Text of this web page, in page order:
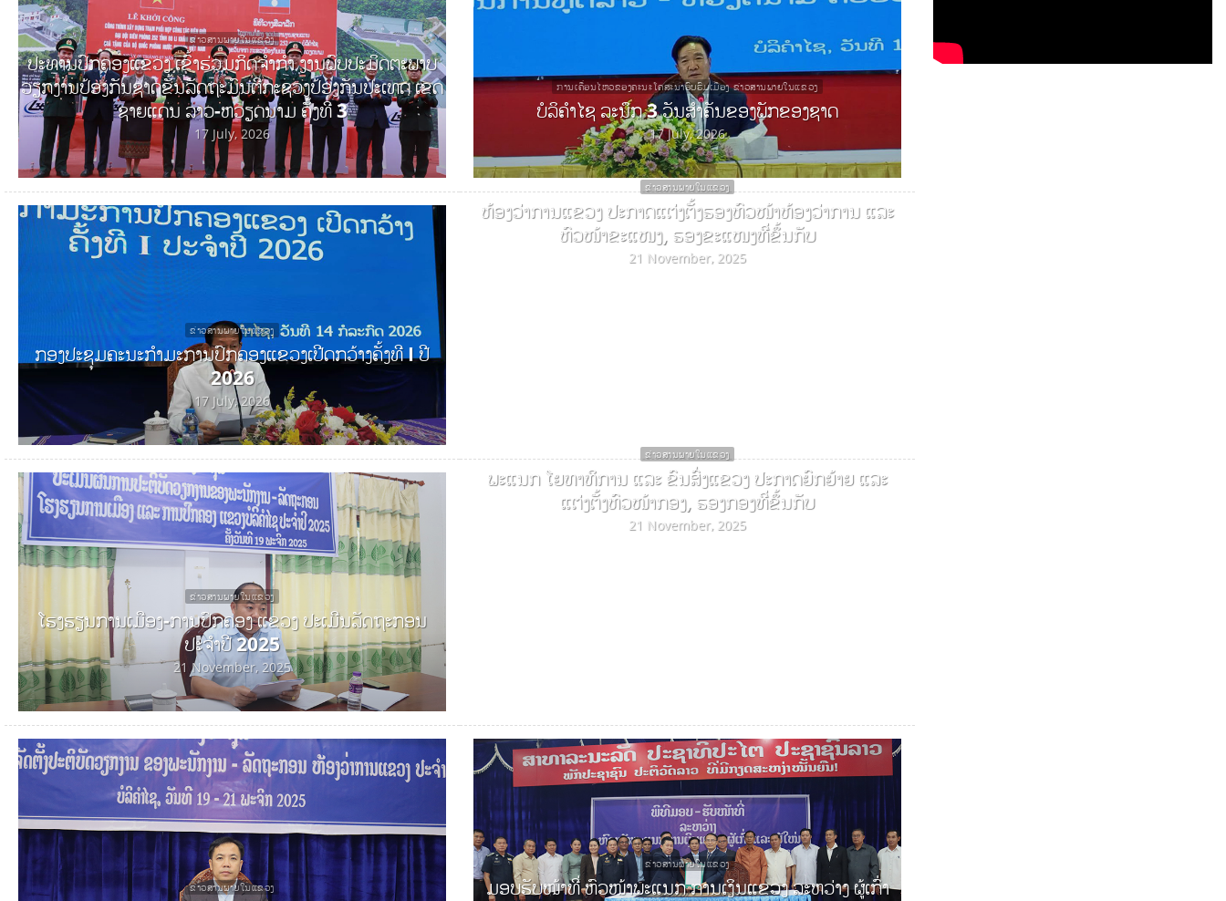
ຂ່າວສານພາຍໃນແຂວງ
ປະທານປົກຄອງແຂວງ ເຂົ້າຮ່ວມກິດຈຳກຳ ງານພົບປະມິດຕະພາບ
ວຽກງານປ້ອງກັນຊາດຂັ້ນລັດຖະມົນຕີກະຊວງປ້ອງກັນປະເທດ ເຂດ
ຊາຍແດນ ລາວ-ຫວຽດນາມ ຄັ້ງທີ 3
17 July, 2026
ການເຄື່ອນໄຫວຂອງຄະນະໂຄສະນາອົບຮົມເມືອງ ຂ່າວສານພາຍໃນແຂວງ
ບໍລິຄຳໄຊ ລະນຶກ 3 ວັນສຳຄັນຂອງພັກຂອງຊາດ
17 July, 2026
ຂ່າວສານພາຍໃນແຂວງ
ກອງປະຊຸມຄະນະກໍາມະການປົກຄອງແຂວງເປີດກວ້າງຄັ້ງທີ I ປີ
2026
17 July, 2026
ຂ່າວສານພາຍໃນແຂວງ
ຫ້ອງວ່າການແຂວງ ປະກາດແຕ່ງຕັ້ງຮອງຫົວໜ້າຫ້ອງວ່າການ ແລະ
ຫົວໜ້າຂະແໜງ, ຮອງຂະແໜງທີ່ຂຶ້ນກັບ
21 November, 2025
ຂ່າວສານພາຍໃນແຂວງ
ໂຮງຮຽນການເມືອງ-ການປົກຄອງ ແຂວງ ປະເມີນລັດຖະກອນ
ປະຈຳປີ 2025
21 November, 2025
ຂ່າວສານພາຍໃນແຂວງ
ພະແນກ ໂຍທາທິການ ແລະ ຂົນສົ່ງແຂວງ ປະກາດຍົກຍ້າຍ ແລະ
ແຕ່ງຕັ້ງຫົວໜ້າກອງ, ຮອງກອງທີ່ຂຶ້ນກັບ
21 November, 2025
ຂ່າວສານພາຍໃນແຂວງ
ຂ່າວສານພາຍໃນແຂວງ
ມອບຮັບໜ້າທີ່ ຫົວໜ້າພະແນກ ການເງິນແຂວງ ລະຫວ່າງ ຜູ້ເກົ່າ